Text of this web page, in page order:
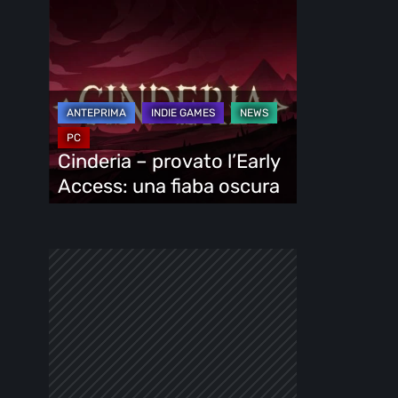
l’Early
Access:
una
fiaba
oscura
Cinderia – provato l’Early
Access: una fiaba oscura